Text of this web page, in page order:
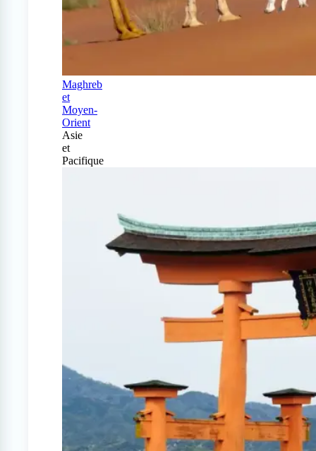
Maghreb
et
Moyen-
Orient
Asie
et
Pacifique